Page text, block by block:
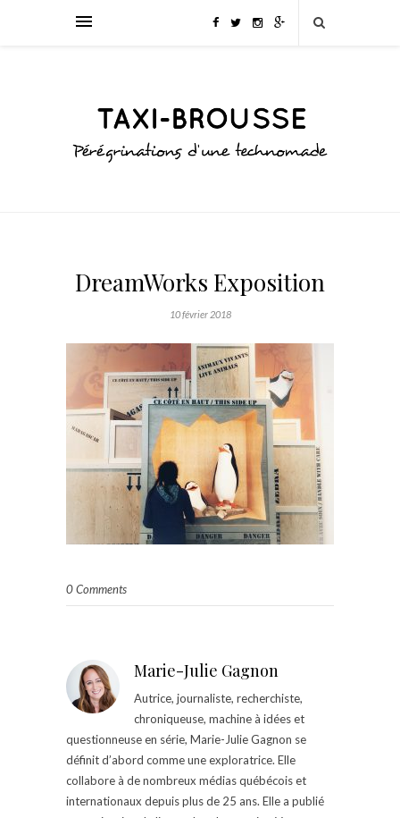
DreamWorks Exposition
10 février 2018
0 Comments
Marie-Julie Gagnon
Autrice, journaliste, recherchiste,
chroniqueuse, machine à idées et
questionneuse en série, Marie-Julie Gagnon se
définit d’abord comme une exploratrice. Elle
collabore à de nombreux médias québécois et
internationaux depuis plus de 25 ans. Elle a publié